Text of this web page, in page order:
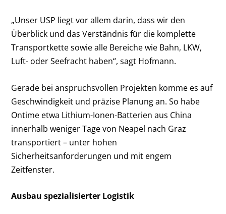
„Unser USP liegt vor allem darin, dass wir den
Überblick und das Verständnis für die komplette
Transportkette sowie alle Bereiche wie Bahn, LKW,
Luft- oder Seefracht haben“, sagt Hofmann.
Gerade bei anspruchsvollen Projekten komme es auf
Geschwindigkeit und präzise Planung an. So habe
Ontime etwa Lithium-Ionen-Batterien aus China
innerhalb weniger Tage von Neapel nach Graz
transportiert – unter hohen
Sicherheitsanforderungen und mit engem
Zeitfenster.
Ausbau spezialisierter Logistik